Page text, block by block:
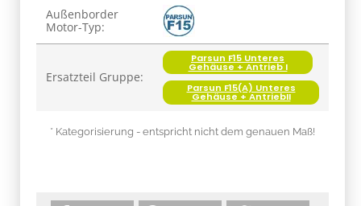
Produkteigenschaft
Wert
Außenborder
Motor-Typ:
Ersatzteil Gruppe:
Parsun F15 Unteres
Gehäuse + Antrieb I
Parsun F15(A) Unteres
Gehäuse + AntriebII
* Kategorisierung - entspricht nicht dem genauen Maß!